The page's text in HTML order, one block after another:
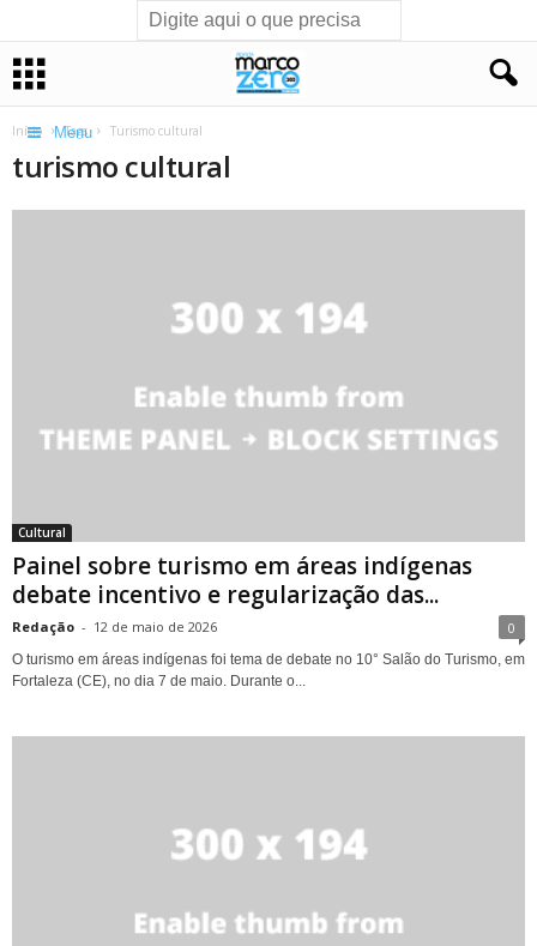
Menu
Início Tags Turismo cultural
turismo cultural
Cultural
Painel sobre turismo em áreas indígenas
debate incentivo e regularização das...
Redação - 12 de maio de 2026 0
O turismo em áreas indígenas foi tema de debate no 10° Salão do Turismo, em
Fortaleza (CE), no dia 7 de maio. Durante o...